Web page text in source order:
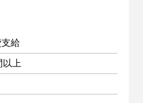
給
以上